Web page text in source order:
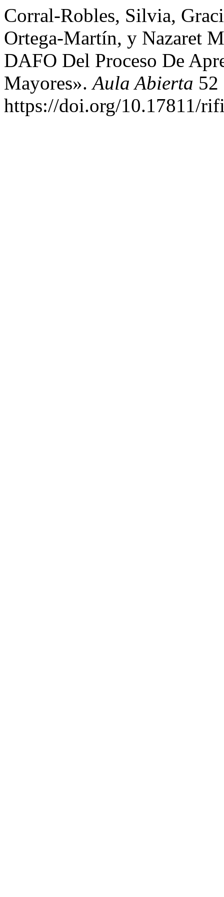
Corral-Robles, Silvia,
Ortega-Martín, y Nazaret
DAFO Del Proceso De
Mayores».Aula Abierta 52
https://doi.org/10.17811/